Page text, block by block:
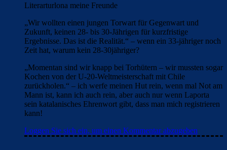
Clouds 10. Oktober 2025 Beim 21:44
„Ter Stegen sei „ein großartiger Torwart, unser Kapitän, und
hat mit 33 Jahren noch viel Geschichte hier zu schreiben“ –
Literarturlona meine Freunde
„Wir wollten einen jungen Torwart für Gegenwart und
Zukunft, keinen 28- bis 30-Jährigen für kurzfristige
Ergebnisse. Das ist die Realität.“ – wenn ein 33-jähriger noch
Zeit hat, warum kein 28-30jähriger?
„Momentan sind wir knapp bei Torhütern – wir mussten sogar
Kochen von der U-20-Weltmeisterschaft mit Chile
zurückholen.“ – ich werfe meinen Hut rein, wenn mal Not am